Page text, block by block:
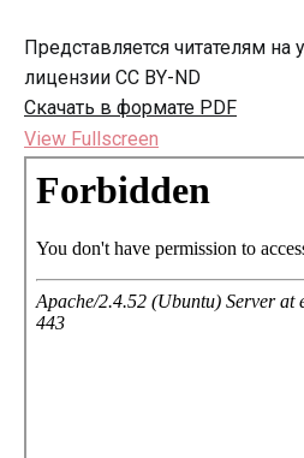
Представляется читателям на
лицензии CC BY-ND
Скачать в формате PDF
View Fullscreen
Перейти
содержимому